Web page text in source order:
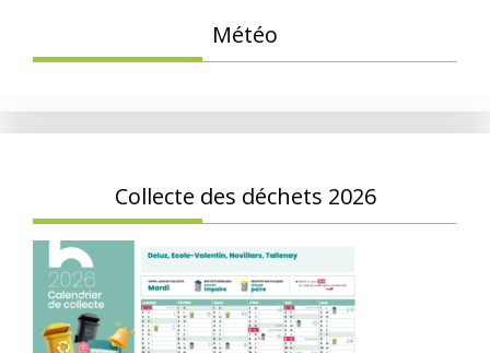
Météo
Collecte des déchets 2026